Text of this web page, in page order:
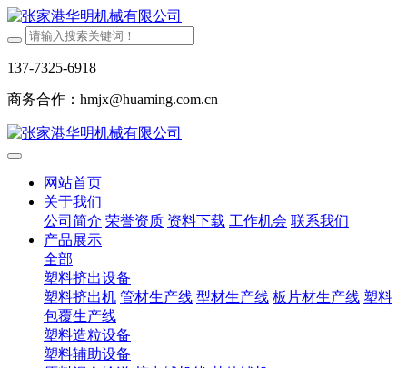
137-7325-6918
商务合作：hmjx@huaming.com.cn
网站首页
关于我们
公司简介 荣誉资质 资料下载 工作机会 联系我们
产品展示
全部
塑料挤出设备
塑料挤出机 管材生产线 型材生产线 板片材生产线 塑料
包覆生产线
塑料造粒设备
塑料辅助设备